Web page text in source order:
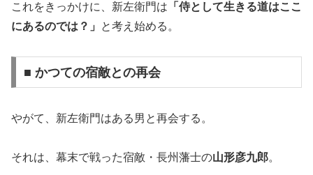
これをきっかけに、新左衛門は 「侍として生きる道はここ
にあるのでは？」
と考え始める。
■ かつての宿敵との再会
やがて、新左衛門はある男と再会する。
それは、幕末で戦った宿敵・長州藩士の山形彦九郎。